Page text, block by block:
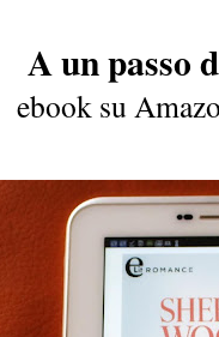
A un passo
ebook su